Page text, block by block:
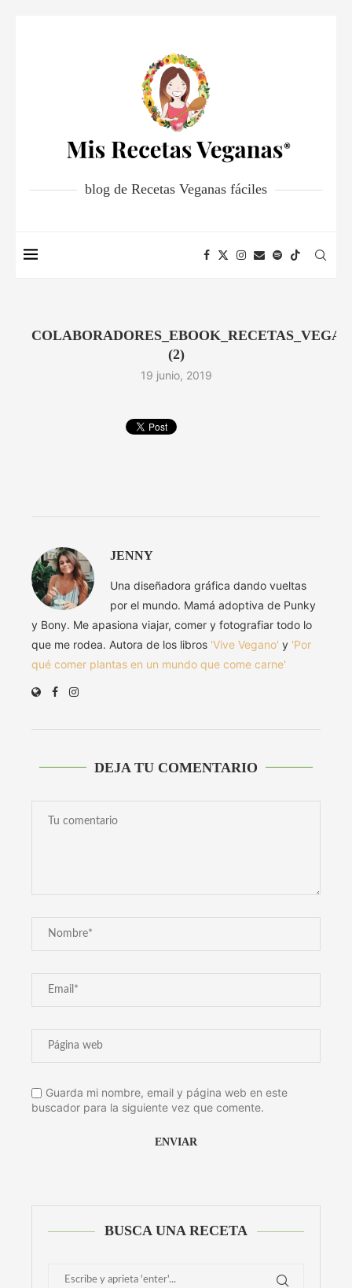
blog de Recetas Veganas fáciles
(2)
19 junio, 2019
JENNY
Una diseñadora gráfica dando vueltas
por el mundo. Mamá adoptiva de Punky
y Bony. Me apasiona viajar, comer y fotografiar todo lo
que me rodea. Autora de los libros 'Vive Vegano' y 'Por
qué comer plantas en un mundo que come carne'
DEJA TU COMENTARIO
Guarda mi nombre, email y página web en este
buscador para la siguiente vez que comente.
BUSCA UNA RECETA